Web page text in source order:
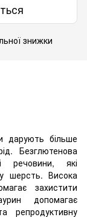
знижки
дарують більше
Безглютенова
речовини, які
шерсть. Висока
захистити
допомагає
репродуктивну